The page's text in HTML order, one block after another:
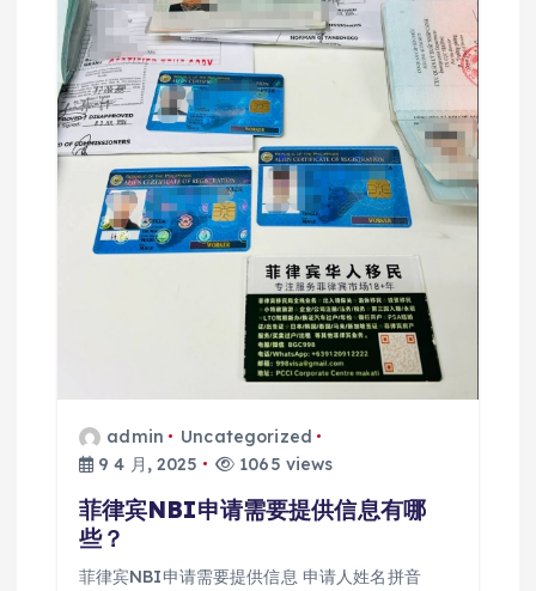
admin
Uncategorized
9 4 月, 2025
1065 views
菲律宾NBI申请需要提供信息有哪
些？
菲律宾NBI申请需要提供信息 申请人姓名拼音